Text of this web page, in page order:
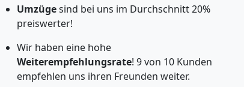
Umzügesind bei uns im Durchschnitt 20%
preiswerter!
Wir haben eine hohe
Weiterempfehlungsrate! 9 von 10 Kunden
empfehlen uns ihren Freunden weiter.